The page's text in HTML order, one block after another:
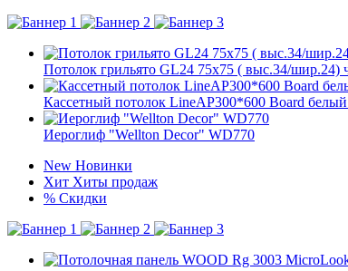
Потолок грильято GL24 75х75 ( выс.34/
Кассетный потолок LineAP300*600 Board
Иероглиф "Wellton Decor" WD770
New Новинки
Хит Хиты продаж
% Скидки